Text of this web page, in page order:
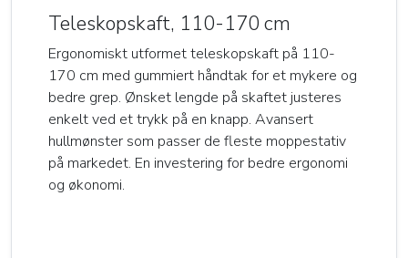
Teleskopskaft, 110-170 cm
Ergonomiskt utformet teleskopskaft på 110-
170 cm med gummiert håndtak for et mykere og
bedre grep. Ønsket lengde på skaftet justeres
enkelt ved et trykk på en knapp. Avansert
hullmønster som passer de fleste moppestativ
på markedet. En investering for bedre ergonomi
og økonomi.